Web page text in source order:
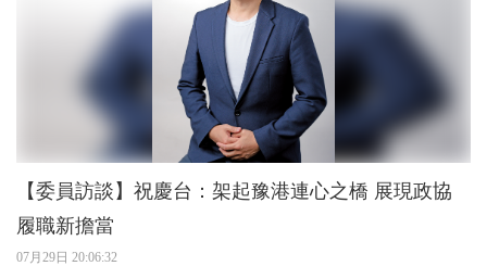
【委員訪談】祝慶台：架起豫港連心之橋 展現政協
履職新擔當
07月29日 20:06:32